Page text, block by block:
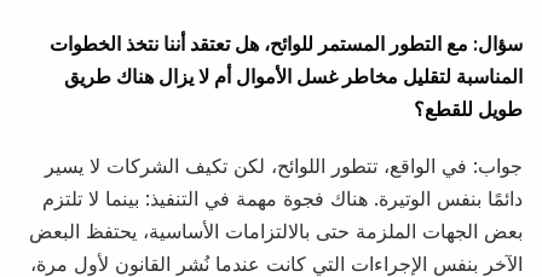
سؤال: مع التطور المستمر للوائح، هل تعتقد أننا نتخذ الخطوات
المناسبة لتقليل مخاطر غسل الأموال أم لا يزال هناك طريق
طويل للقطع؟
جواب: في الواقع، تتطور اللوائح، لكن تكيف الشركات لا يسير
دائمًا بنفس الوتيرة. هناك فجوة مهمة في التنفيذ: بينما لا تلتزم
بعض الجهات الملزمة حتى بالالتزامات الأساسية، يحتفظ البعض
الآخر بنفس الإجراءات التي كانت عندما نُشر القانون لأول مرة،